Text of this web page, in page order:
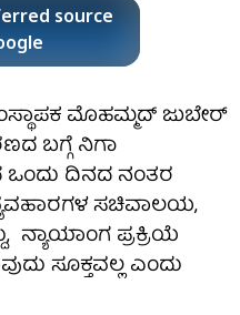
source
ಮೊಹಮ್ಮದ್ ಜುಬೇರ್
ಬಗ್ಗೆ ನಿಗಾ
ದಿನದ ನಂತರ
ಸಚಿವಾಲಯ,
ನ್ಯಾಯಾಂಗ ಪ್ರಕ್ರಿಯೆ
ಸೂಕ್ತವಲ್ಲ ಎಂದು